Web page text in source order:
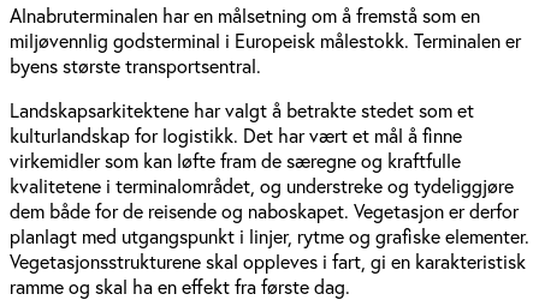
Alnabruterminalen har en målsetning om å fremstå som en
miljøvennlig godsterminal i Europeisk målestokk. Terminalen er
byens største transportsentral.
Landskapsarkitektene har valgt å betrakte stedet som et
kulturlandskap for logistikk. Det har vært et mål å finne
virkemidler som kan løfte fram de særegne og kraftfulle
kvalitetene i terminalområdet, og understreke og tydeliggjøre
dem både for de reisende og naboskapet. Vegetasjon er derfor
planlagt med utgangspunkt i linjer, rytme og grafiske elementer.
Vegetasjonsstrukturene skal oppleves i fart, gi en karakteristisk
ramme og skal ha en effekt fra første dag.